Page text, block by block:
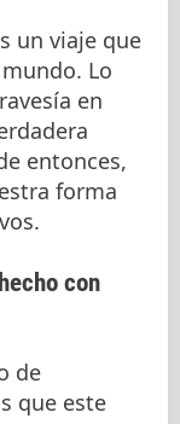
un viaje que
Lo
en
entonces,
forma
con
de
que este